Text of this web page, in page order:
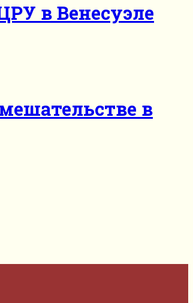
в Венесуэле
в